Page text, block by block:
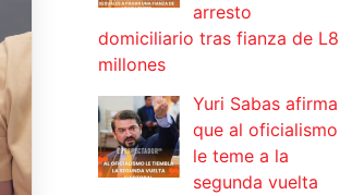
arresto
domiciliario tras fianza de L8
millones
Yuri Sabas afirma
que al oficialismo
le teme a la
segunda vuelta